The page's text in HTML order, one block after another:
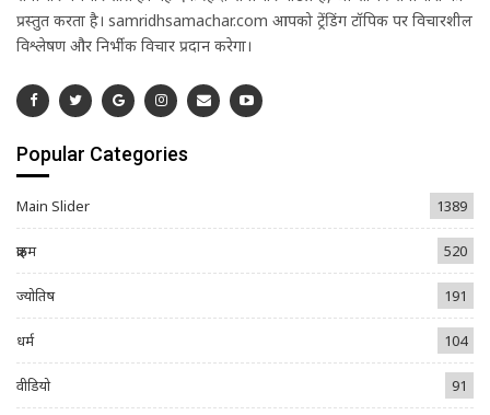
प्रस्तुत करता है। samridhsamachar.com आपको ट्रेंडिंग टॉपिक पर विचारशील
विश्लेषण और निर्भीक विचार प्रदान करेगा।
Popular Categories
Main Slider 1389
क्राइम 520
ज्योतिष 191
धर्म 104
वीडियो 91